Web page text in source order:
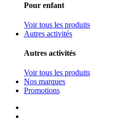
Pour enfant
Voir tous les produits
Autres activités
Autres activités
Voir tous les produits
Nos marques
Promotions